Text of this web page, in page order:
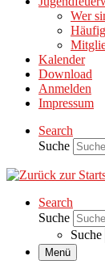
Wer
Kalender
Download
Anmelden
Impressum
Search
Suche
Search
Suche
Suche
Menü